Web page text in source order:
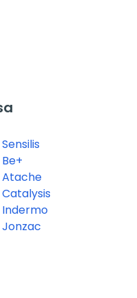
Sensilis
Be+
Atache
Catalysis
Indermo
Jonzac